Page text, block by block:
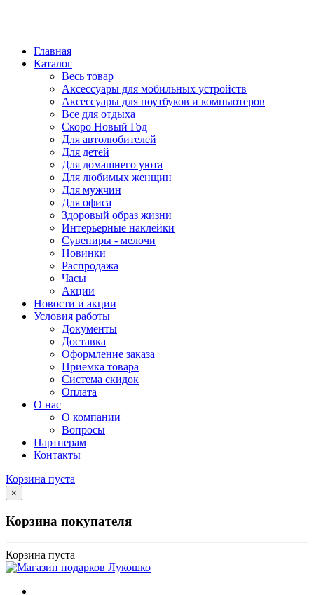
Главная
Каталог
Весь товар
Аксессуары для мобильных устройств
Аксессуары для ноутбуков и компьютеров
Все для отдыха
Скоро Новый Год
Для автолюбителей
Для детей
Для домашнего уюта
Для любимых женщин
Для мужчин
Для офиса
Здоровый образ жизни
Интерьерные наклейки
Сувениры - мелочи
Новинки
Распродажа
Часы
Акции
Новости и акции
Условия работы
Документы
Доставка
Оформление заказа
Приемка товара
Система скидок
Оплата
О нас
О компании
Вопросы
Партнерам
Контакты
Корзина пуста
×
Корзина покупателя
Корзина пуста